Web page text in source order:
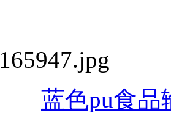
蓝色pu食品